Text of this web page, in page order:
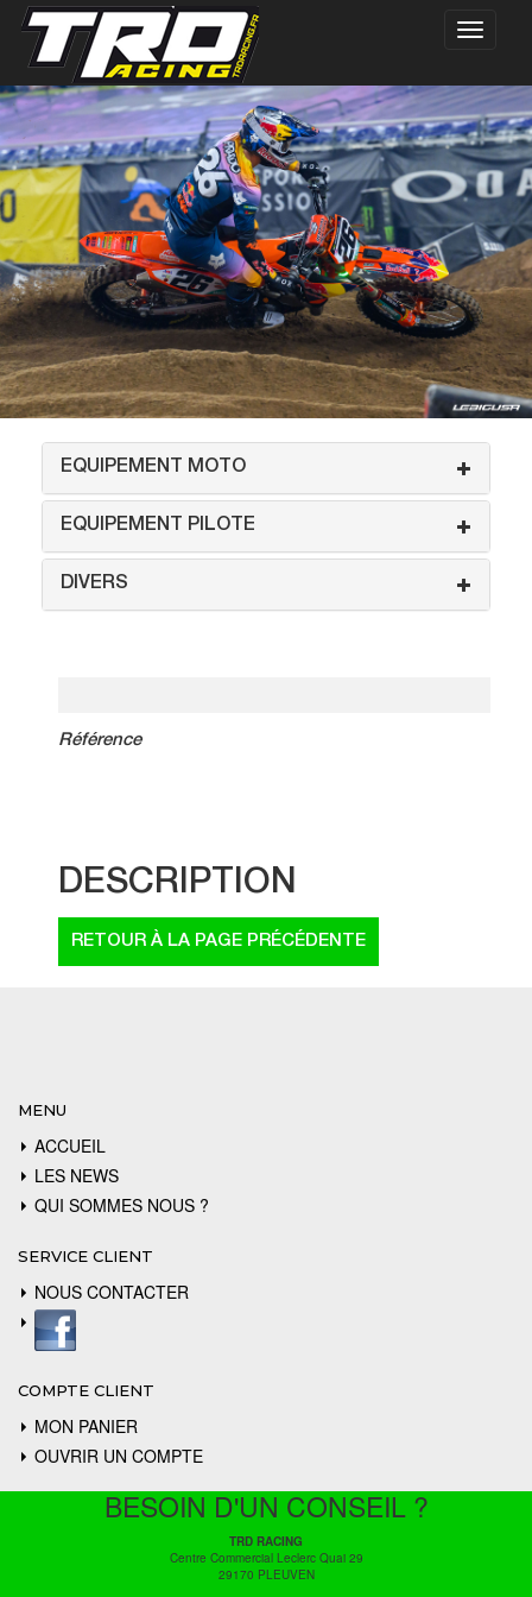
EQUIPEMENT MOTO
EQUIPEMENT PILOTE
DIVERS
Référence
DESCRIPTION
MENU
ACCUEIL
LES NEWS
QUI SOMMES NOUS ?
SERVICE CLIENT
NOUS CONTACTER
COMPTE CLIENT
MON PANIER
OUVRIR UN COMPTE
BESOIN D'UN CONSEIL ?
TRD RACING
Centre Commercial Leclerc Quai 29
29170 PLEUVEN